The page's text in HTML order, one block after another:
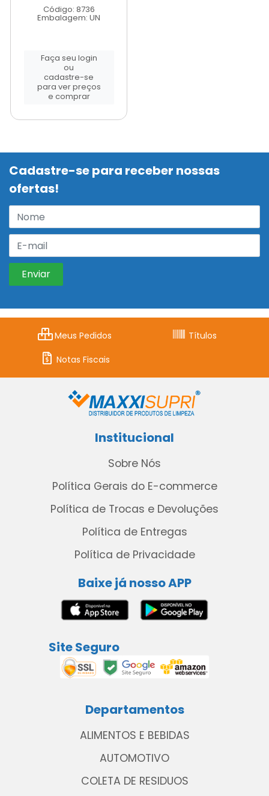
Código: 8736
Embalagem: UN
Faça seu login
ou
cadastre-se
para ver preços
e comprar
Cadastre-se para receber nossas
ofertas!
Meus Pedidos
Títulos
Notas Fiscais
Institucional
Sobre Nós
Política Gerais do E-commerce
Política de Trocas e Devoluções
Política de Entregas
Política de Privacidade
Baixe já nosso APP
Site Seguro
Departamentos
ALIMENTOS E BEBIDAS
AUTOMOTIVO
COLETA DE RESIDUOS